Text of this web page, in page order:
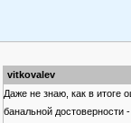
vitkovalev
Даже не знаю, как в итоге
банальной